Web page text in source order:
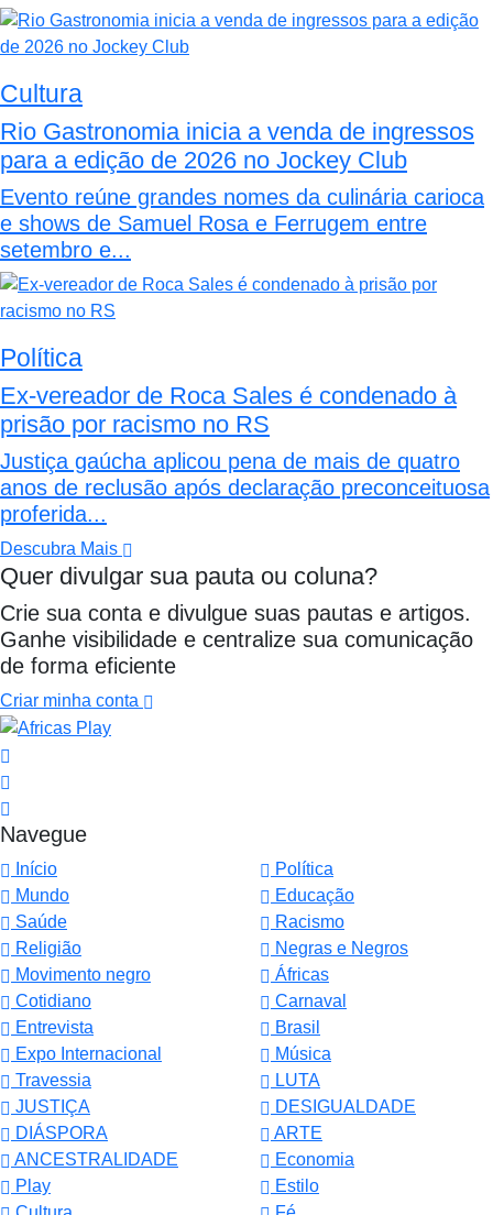
Cultura
Rio Gastronomia inicia a venda de ingressos
para a edição de 2026 no Jockey Club
Evento reúne grandes nomes da culinária carioca
e shows de Samuel Rosa e Ferrugem entre
setembro e...
Política
Ex-vereador de Roca Sales é condenado à
prisão por racismo no RS
Justiça gaúcha aplicou pena de mais de quatro
anos de reclusão após declaração preconceituosa
proferida...
Descubra Mais
Quer divulgar sua pauta ou coluna?
Crie sua conta e divulgue suas pautas e artigos.
Ganhe visibilidade e centralize sua comunicação
de forma eficiente
Criar minha conta
Navegue
Início
Política
Mundo
Educação
Saúde
Racismo
Religião
Negras e Negros
Movimento negro
Áfricas
Cotidiano
Carnaval
Entrevista
Brasil
Expo Internacional
Música
Travessia
LUTA
JUSTIÇA
DESIGUALDADE
DIÁSPORA
ARTE
ANCESTRALIDADE
Economia
Play
Estilo